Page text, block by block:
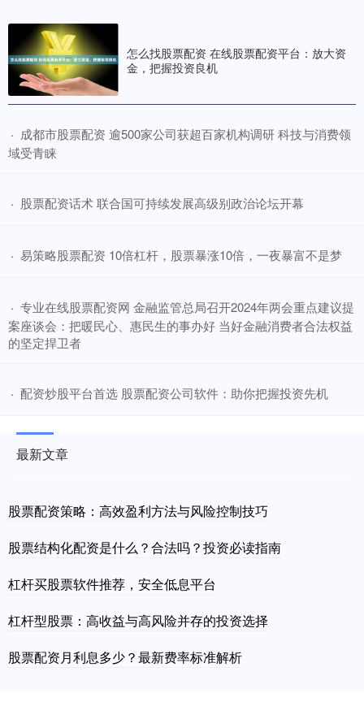
怎么找股票配资 在线股票配资平台：放大资
金，把握投资良机
· ​成都市股票配资 逾500家公司获超百家机构调研 科技与消费领
域受青睐
· ​股票配资话术 联合国可持续发展高级别政治论坛开幕
· ​易策略股票配资 10倍杠杆，股票暴涨10倍，一夜暴富不是梦
· ​专业在线股票配资网 金融监管总局召开2024年两会重点建议提
案座谈会：把暖民心、惠民生的事办好 当好金融消费者合法权益
的坚定捍卫者
· ​配资炒股平台首选 股票配资公司软件：助你把握投资先机
最新文章
股票配资策略：高效盈利方法与风险控制技巧
股票结构化配资是什么？合法吗？投资必读指南
杠杆买股票软件推荐，安全低息平台
杠杆型股票：高收益与高风险并存的投资选择
股票配资月利息多少？最新费率标准解析